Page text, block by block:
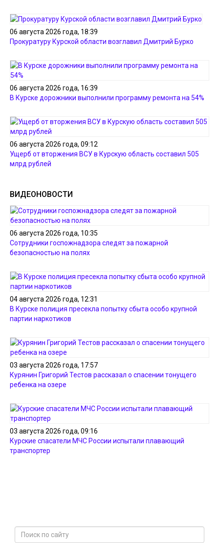
06 августа 2026 года, 18:39
Прокуратуру Курской области возглавил Дмитрий Бурко
06 августа 2026 года, 16:39
В Курске дорожники выполнили программу ремонта на 54%
06 августа 2026 года, 09:12
Ущерб от вторжения ВСУ в Курскую область составил 505
млрд рублей
ВИДЕОНОВОСТИ
06 августа 2026 года, 10:35
Сотрудники госпожнадзора следят за пожарной
безопасностью на полях
04 августа 2026 года, 12:31
В Курске полиция пресекла попытку сбыта особо крупной
партии наркотиков
03 августа 2026 года, 17:57
Курянин Григорий Тестов рассказал о спасении тонущего
ребенка на озере
03 августа 2026 года, 09:16
Курские спасатели МЧС России испытали плавающий
транспортер